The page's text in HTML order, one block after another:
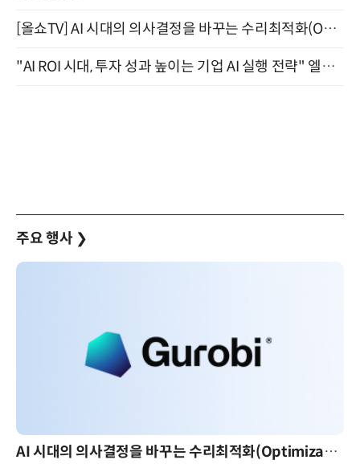
[올쇼TV] AI 시대의 의사결정을 바꾸는 수리최적화(Optimization) 소개 (8/20 생방송)
"AI ROI 시대, 투자 성과 높이는 기업 AI 실행 전략" 엘타워 6층 (9월 18일)
주요 행사 ❯
AI 시대의 의사결정을 바꾸는 수리최적화(Optimization): 실제 산업 적용 사례와 활용 전략